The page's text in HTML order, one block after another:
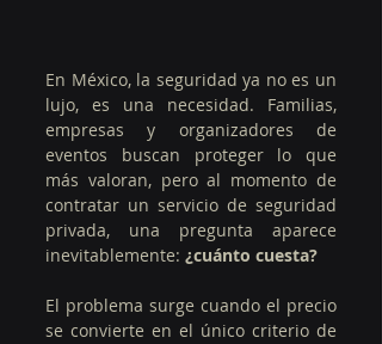
En México, la seguridad ya no es un
lujo, es una necesidad. Familias,
empresas y organizadores de
eventos buscan proteger lo que
más valoran, pero al momento de
contratar un servicio de seguridad
privada, una pregunta aparece
inevitablemente: ¿cuánto cuesta?
El problema surge cuando el precio
se convierte en el único criterio de